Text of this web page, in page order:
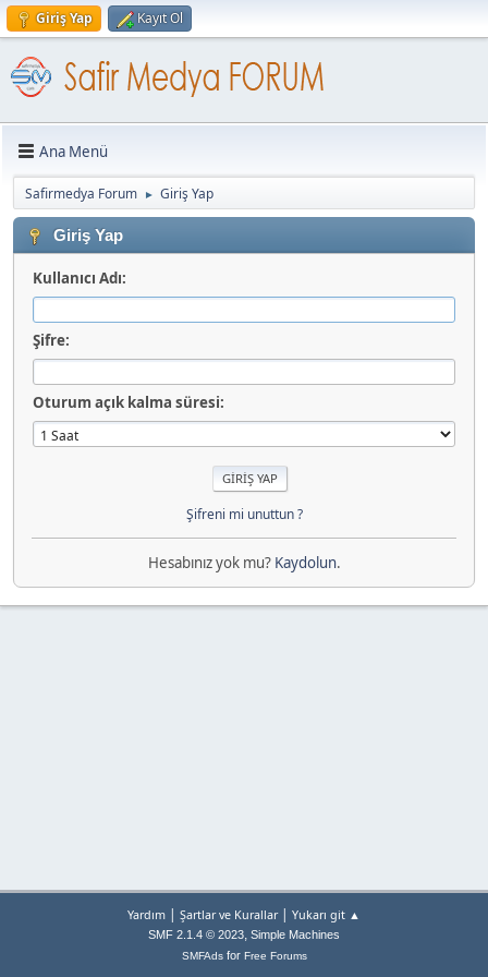
Giriş Yap Kayıt Ol
Ana Menü
Safirmedya Forum ► Giriş Yap
Giriş Yap
Kullanıcı Adı:
Şifre:
Oturum açık kalma süresi:
Şifreni mi unuttun ?
Hesabınız yok mu? Kaydolun.
Yardım | Şartlar ve Kurallar| Yukarı git ▲
SMF 2.1.4 © 2023, Simple Machines
SMFAdsfor Free Forums